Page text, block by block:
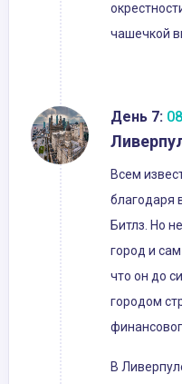
чашечкой
День 7:
Всем
благодаря
Битлз. Но
город и
что он до
городом
В